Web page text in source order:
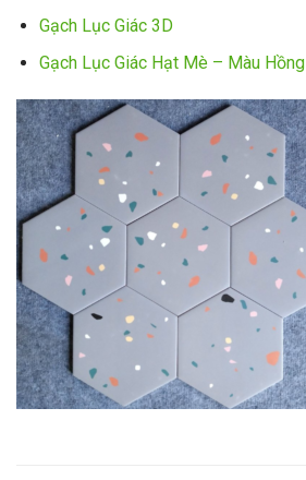
Gạch Lục Giác 3D
Gạch Lục Giác Hạt Mè – Màu Hồng